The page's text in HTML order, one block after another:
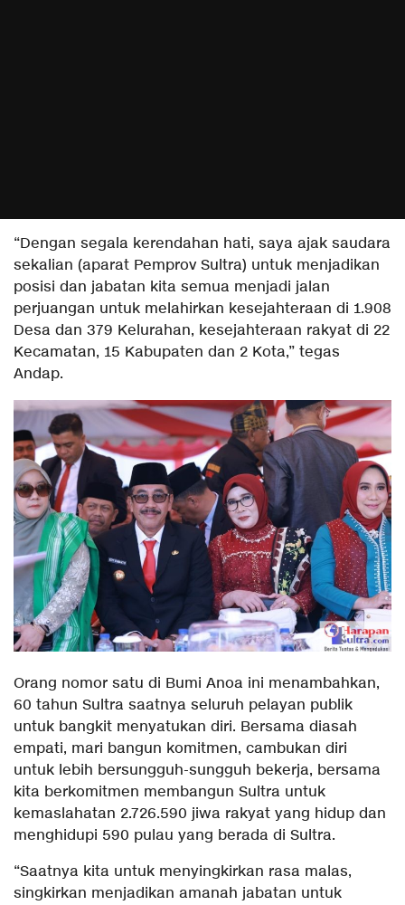
“Dengan segala kerendahan hati, saya ajak saudara
sekalian (aparat Pemprov Sultra) untuk menjadikan
posisi dan jabatan kita semua menjadi jalan
perjuangan untuk melahirkan kesejahteraan di 1.908
Desa dan 379 Kelurahan, kesejahteraan rakyat di 22
Kecamatan, 15 Kabupaten dan 2 Kota,” tegas
Andap.
Orang nomor satu di Bumi Anoa ini menambahkan,
60 tahun Sultra saatnya seluruh pelayan publik
untuk bangkit menyatukan diri. Bersama diasah
empati, mari bangun komitmen, cambukan diri
untuk lebih bersungguh-sungguh bekerja, bersama
kita berkomitmen membangun Sultra untuk
kemaslahatan 2.726.590 jiwa rakyat yang hidup dan
menghidupi 590 pulau yang berada di Sultra.
“Saatnya kita untuk menyingkirkan rasa malas,
singkirkan menjadikan amanah jabatan untuk